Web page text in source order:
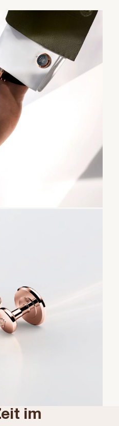
im